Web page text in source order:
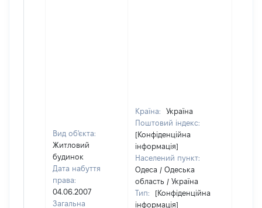
Вид об'єкта:
Житловий
будинок
Дата набуття
права:
04.06.2007
Загальна
Країна:
Україна
Поштовий індекс:
[Конфіденційна
інформація]
Населений пункт:
Одеса / Одеська
область / Україна
Тип:
[Конфіденційна
інформація]